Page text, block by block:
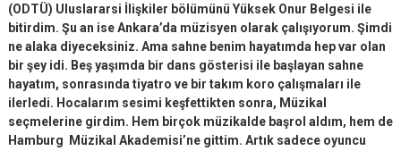
(ODTÜ) Uluslararsi İlişkiler bölümünü Yüksek Onur Belgesi ile
bitirdim. Şu an ise Ankara’da müzisyen olarak çalışıyorum. Şimdi
ne alaka diyeceksiniz. Ama sahne benim hayatımda hep var olan
bir şey idi. Beş yaşımda bir dans gösterisi ile başlayan sahne
hayatım, sonrasında tiyatro ve bir takım koro çalışmaları ile
ilerledi. Hocalarım sesimi keşfettikten sonra, Müzikal
seçmelerine girdim. Hem birçok müzikalde başrol aldım, hem de
Hamburg Müzikal Akademisi’ne gittim. Artık sadece oyuncu